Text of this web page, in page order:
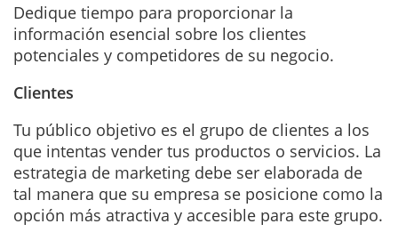
Dedique tiempo para proporcionar la
información esencial sobre los clientes
potenciales y competidores de su negocio.
Clientes
Tu público objetivo es el grupo de clientes a los
que intentas vender tus productos o servicios. La
estrategia de marketing debe ser elaborada de
tal manera que su empresa se posicione como la
opción más atractiva y accesible para este grupo.